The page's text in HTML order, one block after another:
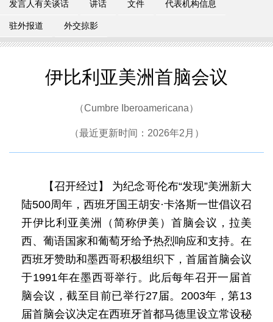
发言人有关谈话 讲话 文件 代表机构信息
驻外报道 外交掠影
伊比利亚美洲首脑会议
（Cumbre Iberoamericana）
（最近更新时间：2026年2月）
【召开经过】 为纪念哥伦布“发现”美洲新大
陆500周年，西班牙国王胡安·卡洛斯一世倡议召
开伊比利亚美洲（简称伊美）首脑会议，拉美
西、葡语国家和葡萄牙给予热烈响应和支持。在
西班牙赞助和墨西哥积极组织下，首届首脑会议
于1991年在墨西哥举行。此后每年召开一届首
脑会议，截至目前已举行27届。2003年，第13
届首脑会议决定在西班牙首都马德里设立常设秘